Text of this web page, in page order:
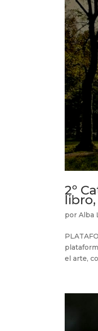
2º
porAlba
el arte,